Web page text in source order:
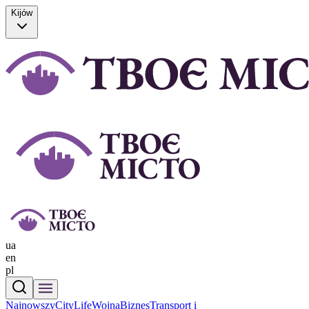
Kijów
ua
en
pl
NajnowszyCityLifeWojnaBiznesTransport i